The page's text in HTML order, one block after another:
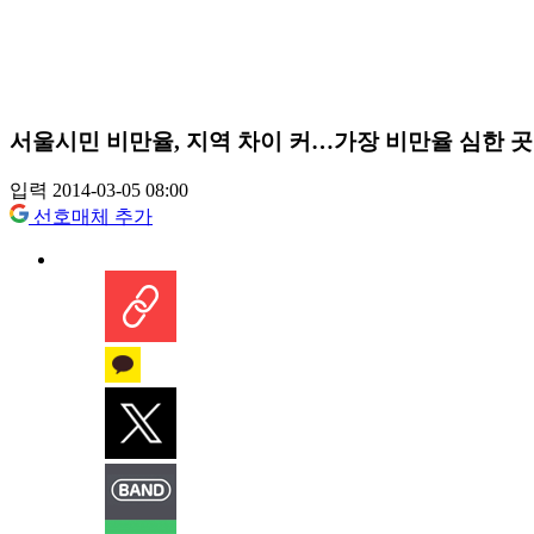
서울시민 비만율, 지역 차이 커…가장 비만율 심한
입력 2014-03-05 08:00
선호매체 추가